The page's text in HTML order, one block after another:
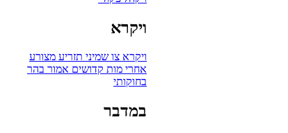
ויקרא
ויקרא צו שמיני תזריע מצורע
אחרי מות קדושים אמור בהר
בחוקותי
במדבר